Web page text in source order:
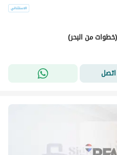
من البحر)
اتصل